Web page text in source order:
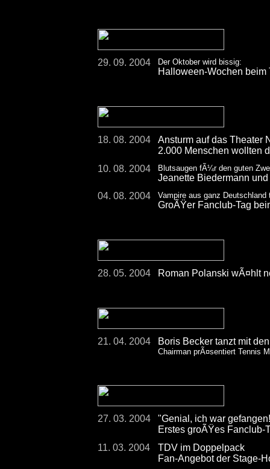
29. 09. 2004 Der Oktober wird bissig:
Halloween-Wochen
18. 08. 2004
Ansturm auf das Theater
2.000 Menschen wollten
10. 08. 2004
Blutsaugen fÃ¼r den guten
Jeanette Biedermann
04. 08. 2004
Vampire aus ganz
GroÃŸer Fanclub-Tag
28. 05. 2004 Roman Polanski wÃ¤hlt
21. 04. 2004 Boris Becker tanzt mit
Chairman prÃ¤sentiert Tennis
27. 03. 2004
"Genial, ich war
Erstes groÃŸes Fanclub-
11. 03. 2004
TDV im Doppelpack
Fan-Angebot der Stage-